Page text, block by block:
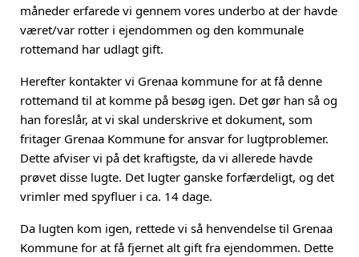
måneder erfarede vi gennem vores underbo at der havde
været/var rotter i ejendommen og den kommunale
rottemand har udlagt gift.
Herefter kontakter vi Grenaa kommune for at få denne
rottemand til at komme på besøg igen. Det gør han så og
han foreslår, at vi skal underskrive et dokument, som
fritager Grenaa Kommune for ansvar for lugtproblemer.
Dette afviser vi på det kraftigste, da vi allerede havde
prøvet disse lugte. Det lugter ganske forfærdeligt, og det
vrimler med spyfluer i ca. 14 dage.
Da lugten kom igen, rettede vi så henvendelse til Grenaa
Kommune for at få fjernet alt gift fra ejendommen. Dette